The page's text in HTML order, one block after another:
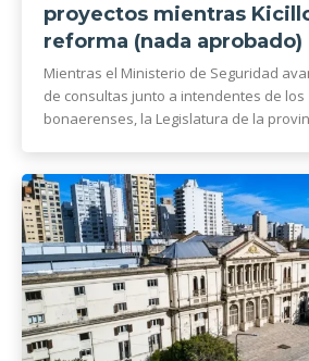
proyectos mientras
reforma (nada aprobado)
Mientras el Ministerio de Seguridad
de consultas junto a intendentes de los
bonaerenses, la Legislatura de la